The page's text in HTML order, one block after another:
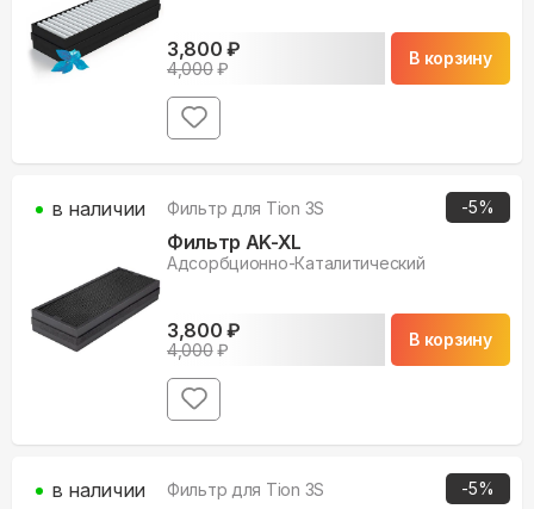
3,800 ₽
4,000₽
В корзину
-5%
Фильтр для Tion 3S
Фильтр AK-XL
Адсорбционно-Каталитический
3,800 ₽
4,000₽
В корзину
в наличии
-5%
Фильтр для Tion 3S
в наличии